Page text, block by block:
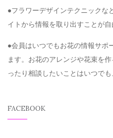
●フラワーデザインテクニックな
イトから情報を取り出すことが自
●会員はいつでもお花の情報サポ
ます。お花のアレンジや花束を
ったり相談したいことはいつでも
FACEBOOK